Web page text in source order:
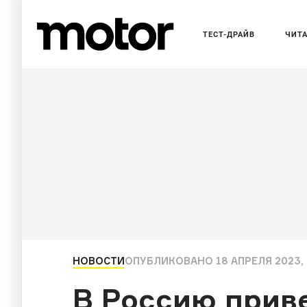
ТЕСТ-ДРАЙВ
НОВОСТИОПУБЛИКОВАНО 18 АПРЕЛЯ 2023,
В Россию